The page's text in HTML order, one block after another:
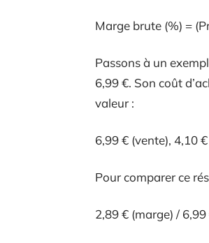
Marge brute (%) =
Passons à un
6,99 €. Son coût
valeur :
6,99 € (vente), 4,10
Pour comparer ce
2,89 € (marge) /